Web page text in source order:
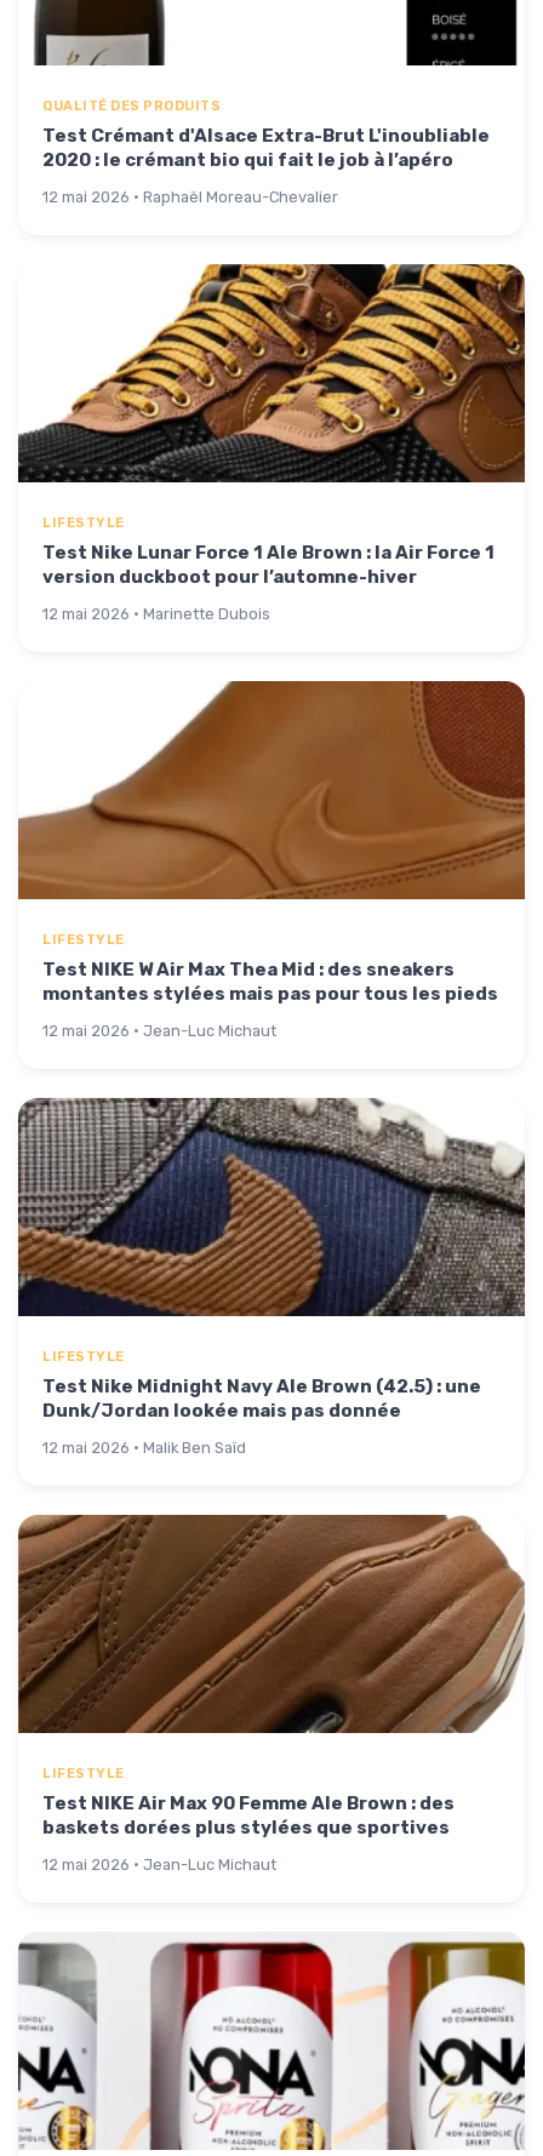
QUALITÉ DES PRODUITS
Test Crémant d'Alsace Extra-Brut L'inoubliable
2020 : le crémant bio qui fait le job à l’apéro
12 mai 2026 · Raphaël Moreau-Chevalier
LIFESTYLE
Test Nike Lunar Force 1 Ale Brown : la Air Force 1
version duckboot pour l’automne-hiver
12 mai 2026 · Marinette Dubois
LIFESTYLE
Test NIKE W Air Max Thea Mid : des sneakers
montantes stylées mais pas pour tous les pieds
12 mai 2026 · Jean-Luc Michaut
LIFESTYLE
Test Nike Midnight Navy Ale Brown (42.5) : une
Dunk/Jordan lookée mais pas donnée
12 mai 2026 · Malik Ben Saïd
LIFESTYLE
Test NIKE Air Max 90 Femme Ale Brown : des
baskets dorées plus stylées que sportives
12 mai 2026 · Jean-Luc Michaut